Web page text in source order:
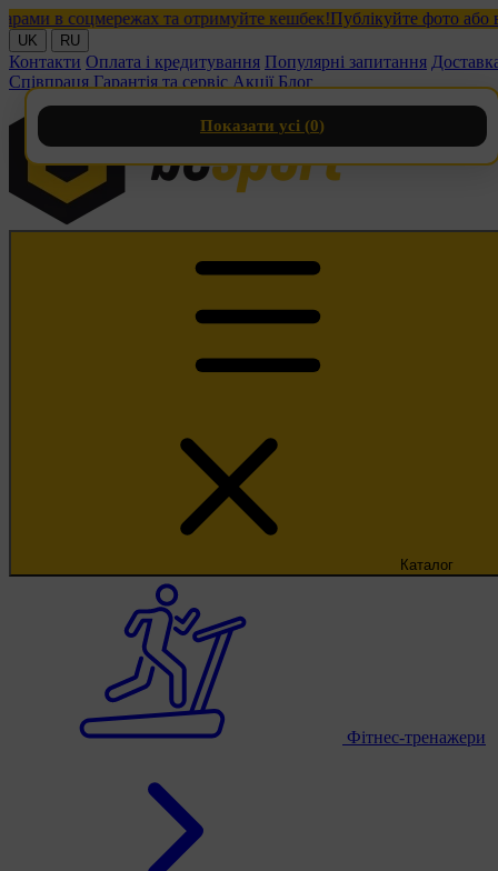
та отримуйте кешбек! Публікуйте фото або відео
UK RU
Контакти Оплата і кредитування Популярні запитання
Співпраця Гарантія та сервіс Акції Блог
Каталог
Фітнес-тренажери
Показати усі (0)